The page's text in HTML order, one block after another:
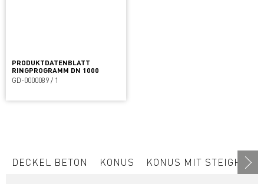
PRODUKTDATENBLATT
RINGPROGRAMM DN 1000
GD-0000089 / 1
DECKEL BETON KONUS KONUS MIT STEIGHILFE